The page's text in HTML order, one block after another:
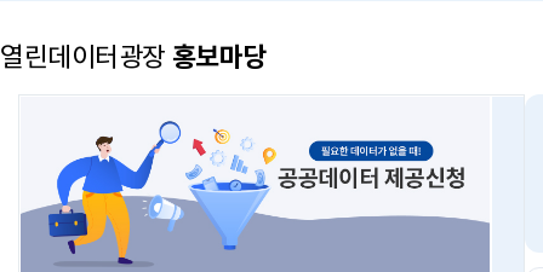
열린데이터광장 홍보마당